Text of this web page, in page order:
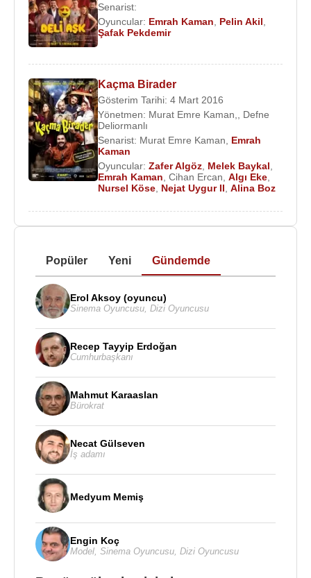
Senarist:
Oyuncular: Emrah Kaman Pelin Akil
Şafak Pekdemir
Kaçma Birader
Gösterim Tarihi: 4 Mart 2016
Yönetmen: Murat Emre Kaman,, Defne
Deliormanlı
Senarist: Murat Emre Kaman, Emrah
Kaman
Oyuncular: Zafer Algöz, Melek Baykal,
Emrah Kaman, Cihan Ercan, Algı Eke,
Nursel Köse, Nejat Uygur II, Alina Boz
Popüler Yeni Gündemde
Erol Aksoy (oyuncu)
Sinema Oyuncusu Dizi Oyuncusu
Recep Tayyip Erdoğan
Cumhurbaşkanı
Mahmut Karaaslan
Bürokrat
Necat Gülseven
İş adamı
Medyum Memiş
Engin Koç
Model Sinema Oyuncusu Dizi Oyuncusu